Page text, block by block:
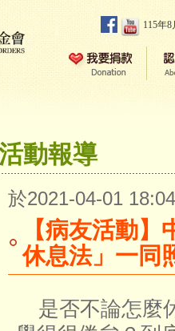
115年
動報導
於2021-04-01
【病友活動
休息法」一同
是否不論怎麼